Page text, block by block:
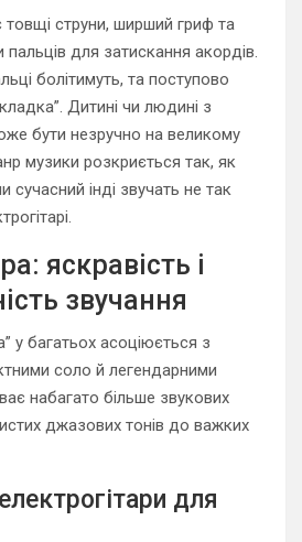
товщі струни, ширший гриф та
пальців для затискання акордів.
болітимуть, та поступово
Дитині чи людині з
бути незручно на великому
музики розкриється так, як
сучасний інді звучать не так
яскравість і
звучання
у багатьох асоціюється з
соло й легендарними
набагато більше звукових
джазових тонів до важких
для